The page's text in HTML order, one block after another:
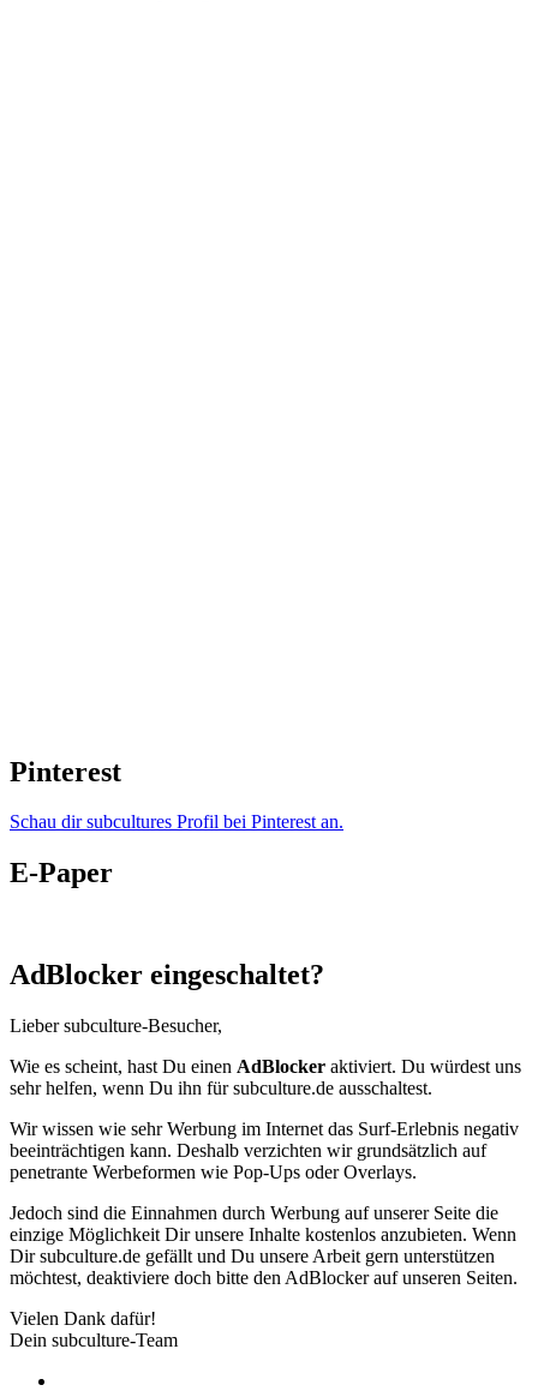
Pinterest
Schau dir subcultures Profil bei Pinterest an.
E-Paper
AdBlocker eingeschaltet?
Lieber subculture-Besucher,
Wie es scheint, hast Du einen AdBlocker aktiviert. Du würdest uns
sehr helfen, wenn Du ihn für subculture.de ausschaltest.
Wir wissen wie sehr Werbung im Internet das Surf-Erlebnis negativ
beeinträchtigen kann. Deshalb verzichten wir grundsätzlich auf
penetrante Werbeformen wie Pop-Ups oder Overlays.
Jedoch sind die Einnahmen durch Werbung auf unserer Seite die
einzige Möglichkeit Dir unsere Inhalte kostenlos anzubieten. Wenn
Dir subculture.de gefällt und Du unsere Arbeit gern unterstützen
möchtest, deaktiviere doch bitte den AdBlocker auf unseren Seiten.
Vielen Dank dafür!
Dein subculture-Team